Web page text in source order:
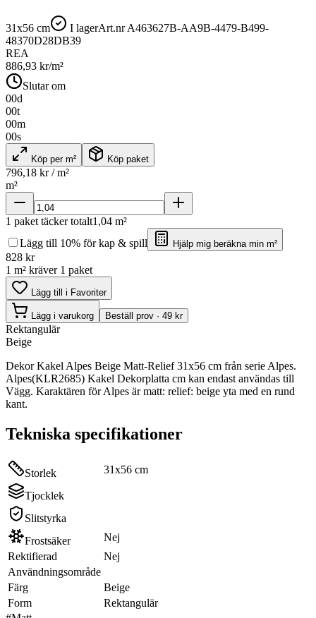
31x56 cm I lagerArt.nrA463627B-AA9B-4479-B499-
48370D28DB39
REA
886,93 kr/m²
Slutar om
00d
00t
00m
00s
Köp per m² Köp paket
796,18 kr / m²
m²
1 paket täcker totalt1,04 m²
Lägg till 10% för kap & spill
Hjälp mig beräkna min m²
828 kr
1 m² kräver 1 paket
Lägg till i Favoriter
Lägg i varukorg Beställ prov · 49 kr
Rektangulär
Beige
Dekor Kakel Alpes Beige Matt-Relief 31x56 cm från serie Alpes.
Alpes(KLR2685) Kakel Dekorplatta cm kan endast användas till
Vägg. Karaktären för Alpes är matt: relief: beige yta med en rund
kant.
Tekniska specifikationer
Storlek 31x56 cm
Tjocklek
Slitstyrka
Frostsäker
Nej
Rektifierad
Nej
Användningsområde
Färg
Beige
Form
Rektangulär